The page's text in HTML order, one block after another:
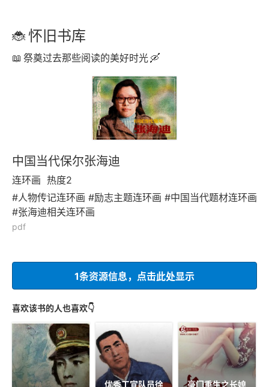
怀旧书库
祭奠过去那些阅读的美好时光
中国当代保尔张海迪
连环画 热度2
#人物传记连环画 #励志主题连环画 #中国当代题材连环画
#张海迪相关连环画
pdf
1条资源信息，点击此处显示
喜欢该书的人也喜欢👇
优秀工宣队员徐
豪门重生之长媳